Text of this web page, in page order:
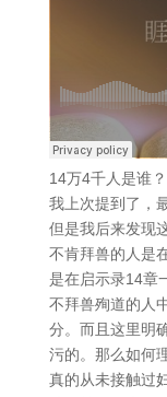
14万4千人是谁？
我上次提到了，
但是我后来发现
不肯拜兽的人是
是在启示录14章
不拜兽殉道的人
分。而且这里明
污的。那么如何
真的从未接触过